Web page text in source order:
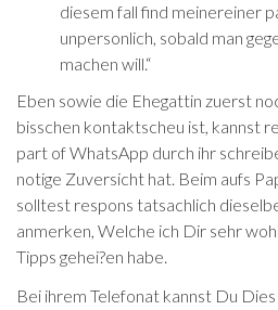
diesem fall find meinereiner
unpersonlich, sobald man
machen will.“
Eben sowie die Ehegattin zuerst
bisschen kontaktscheu ist, kannst
part of WhatsApp durch ihr
notige Zuversicht hat. Beim aufs
solltest respons tatsachlich
anmerken, Welche ich Dir sehr
Tipps gehei?en habe.
Bei ihrem Telefonat kannst Du